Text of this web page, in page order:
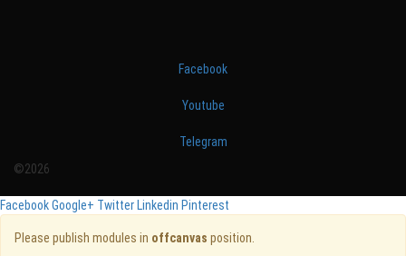
Facebook
Youtube
Telegram
©2026
FacebookGoogle+ TwitterLinkedin Pinterest
Please publish modules in offcanvas position.